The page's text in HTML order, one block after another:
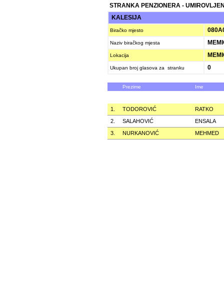
STRANKA PENZIONERA -
KALESIJA
Biračko mjesto
Naziv biračkog mjesta
Lokacija
Ukupan broj glasova za stranku 0
Prezime Ime
1. TODOROVIĆ
RATKO
2.
SALAHOVIĆ
ENSALA
3.
NURKANOVIĆ MEHMED